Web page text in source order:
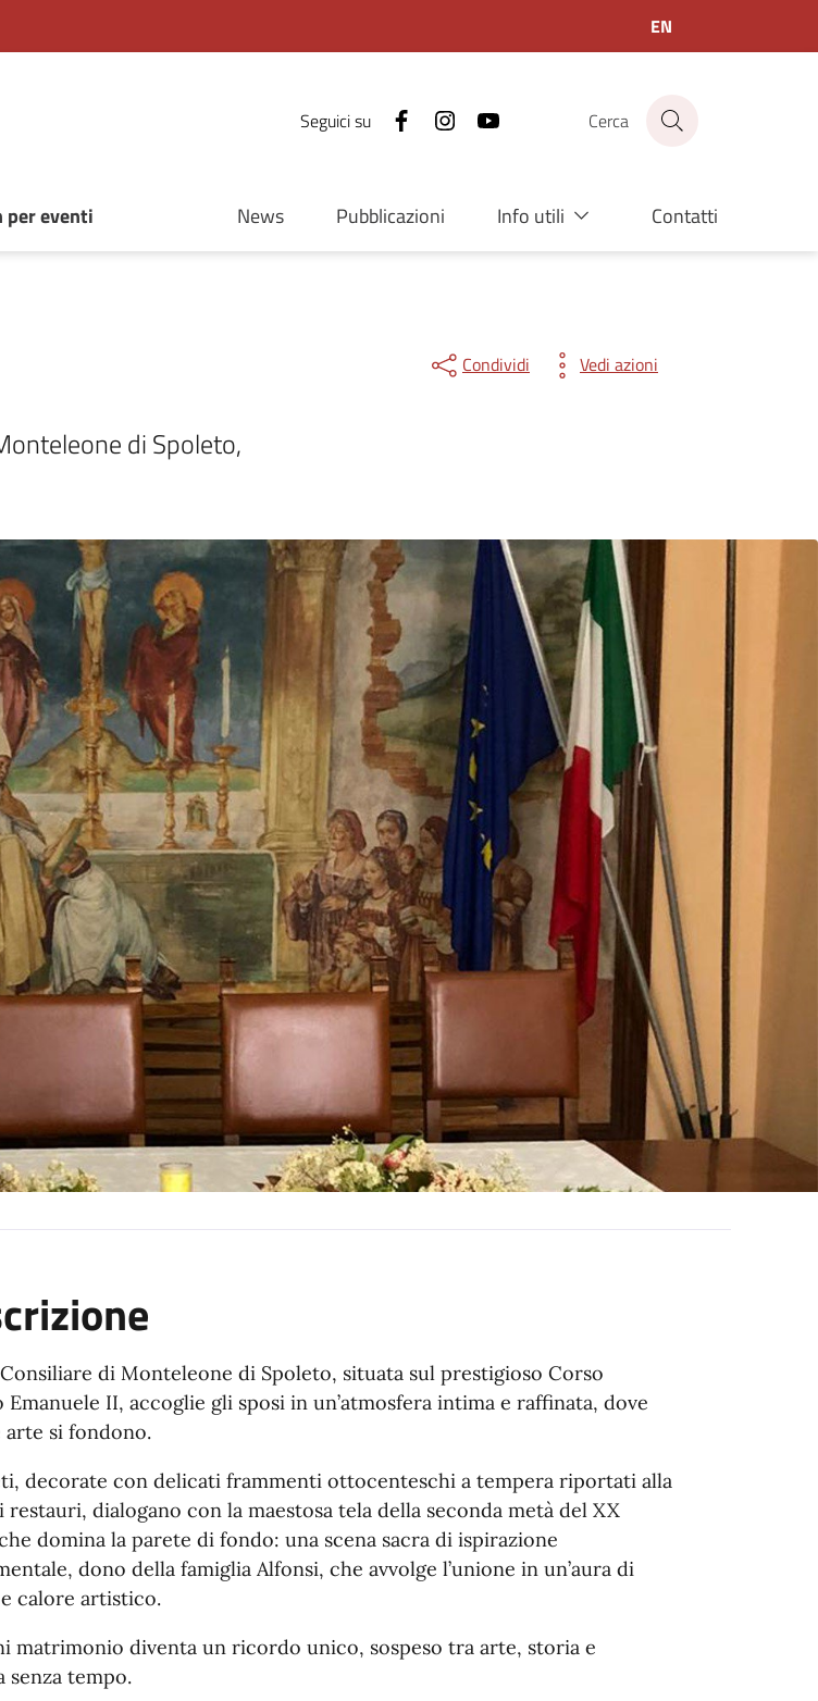
EN
Seguici su FacebookInstagram Cerca
per eventi News Pubblicazioni Info utili Contatti
di Spoleto,
Condividi Vedi azioni
Consiliare di Monteleone di Spoleto, situata sul prestigioso Corso
II, accoglie gli sposi in un’atmosfera intima e raffinata, dove
arte si fondono.
decorate con delicati frammenti ottocenteschi a tempera riportati alla
restauri, dialogano con la maestosa tela della seconda metà del XX
domina la parete di fondo: una scena sacra di ispirazione
dono della famiglia Alfonsi, che avvolge l’unione in un’aura di
calore artistico.
matrimonio diventa un ricordo unico, sospeso tra arte, storia e
senza tempo.